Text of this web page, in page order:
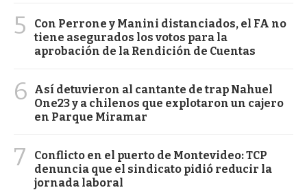
5
Con Perrone y Manini distanciados, el FA no
tiene asegurados los votos para la
aprobación de la Rendición de Cuentas
6
Así detuvieron al cantante de trap Nahuel
One23 y a chilenos que explotaron un cajero
en Parque Miramar
7
Conflicto en el puerto de Montevideo: TCP
denuncia que el sindicato pidió reducir la
jornada laboral